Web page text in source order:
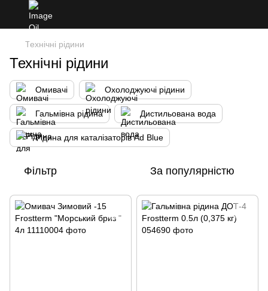
Технічні рідини
Технічні рідини
Омивачі Охолоджуючі рідини
Гальмівна рідина Дистильована вода
Рідина для каталізаторів Ad Blue
Фільтр За популярністю